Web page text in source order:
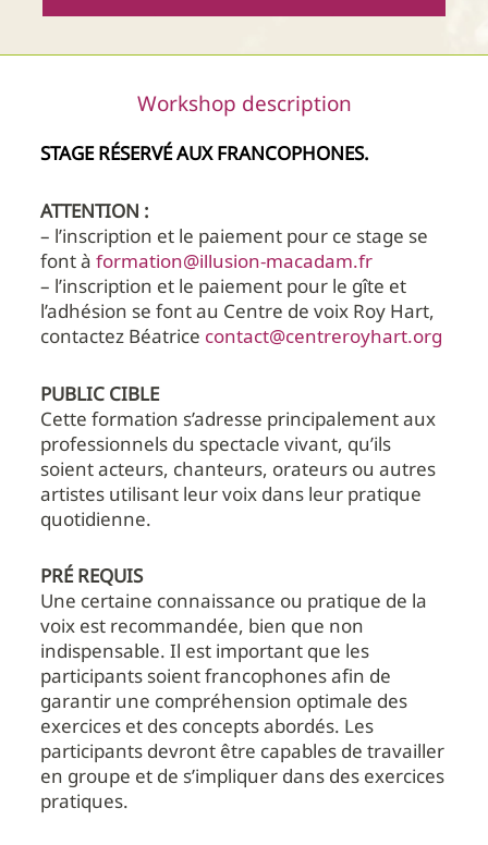
Workshop description
STAGE RÉSERVÉ AUX FRANCOPHONES.
ATTENTION :
– l’inscription et le paiement pour ce stage se
font à formation@illusion-macadam.fr
– l’inscription et le paiement pour le gîte et
l’adhésion se font au Centre de voix Roy Hart,
contactez Béatrice contact@centreroyhart.org
PUBLIC CIBLE
Cette formation s’adresse principalement aux
professionnels du spectacle vivant, qu’ils
soient acteurs, chanteurs, orateurs ou autres
artistes utilisant leur voix dans leur pratique
quotidienne.
PRÉ REQUIS
Une certaine connaissance ou pratique de la
voix est recommandée, bien que non
indispensable. Il est important que les
participants soient francophones afin de
garantir une compréhension optimale des
exercices et des concepts abordés. Les
participants devront être capables de travailler
en groupe et de s’impliquer dans des exercices
pratiques.